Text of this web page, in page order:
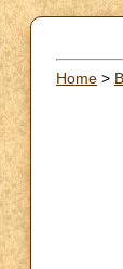
Home >